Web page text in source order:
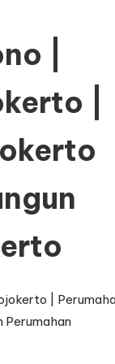
|
|
|
Perumahan